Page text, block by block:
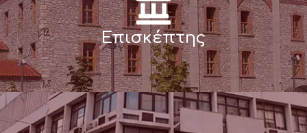
Επισκέπτης